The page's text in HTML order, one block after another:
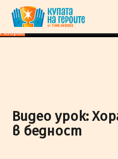
"Купата на героите" от TimeHeroes
добро представяне на сайта и да
повече
Разбрах!
Видео урок:
в бедност